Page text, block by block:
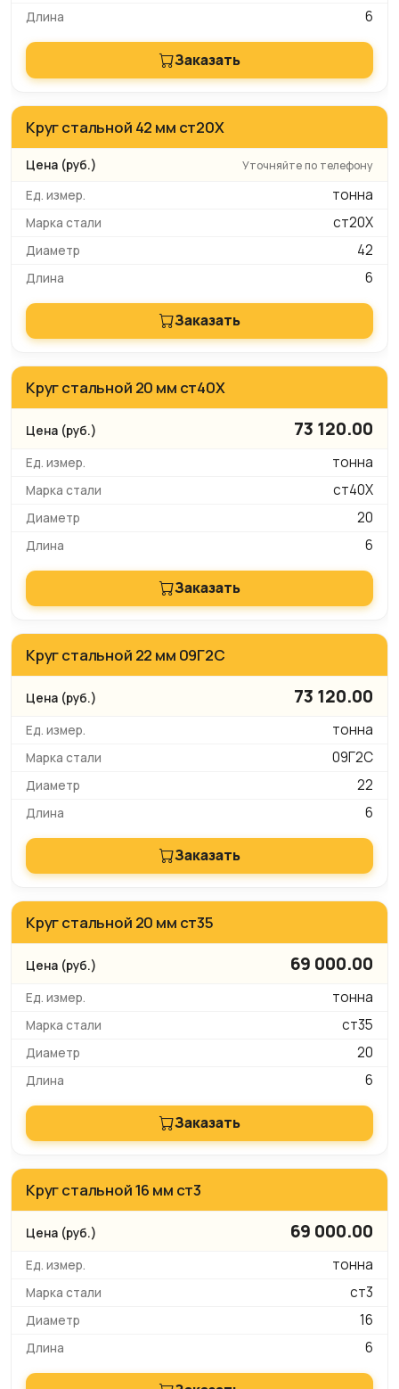
6
Заказать
Круг стальной 42 мм ст20Х
Уточняйте по телефону
тонна
ст20Х
42
6
Заказать
Круг стальной 20 мм ст40Х
73 120.00
тонна
ст40Х
20
6
Заказать
Круг стальной 22 мм 09Г2С
73 120.00
тонна
09Г2С
22
6
Заказать
Круг стальной 20 мм ст35
69 000.00
тонна
ст35
20
6
Заказать
Круг стальной 16 мм ст3
69 000.00
тонна
ст3
16
6